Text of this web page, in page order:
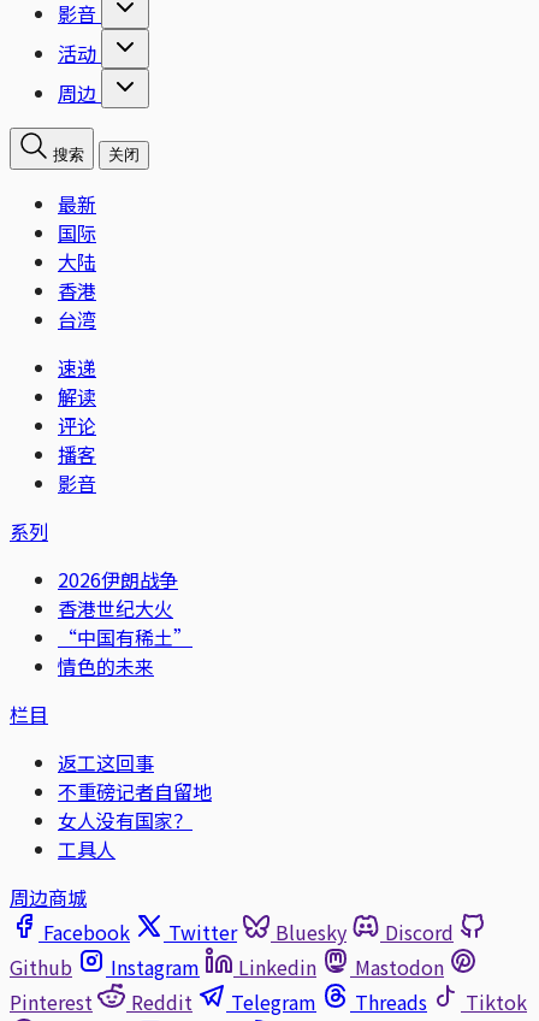
影音
活动
周边
搜索 关闭
最新
国际
大陆
香港
台湾
速递
解读
评论
播客
影音
系列
2026伊朗战争
香港世纪大火
“中国有稀土”
情色的未来
栏目
返工这回事
不重磅记者自留地
女人没有国家？
工具人
周边商城
Facebook
Twitter Bluesky
Discord
Github
Instagram Linkedin
Mastodon
Pinterest
Reddit Telegram Threads
Tiktok